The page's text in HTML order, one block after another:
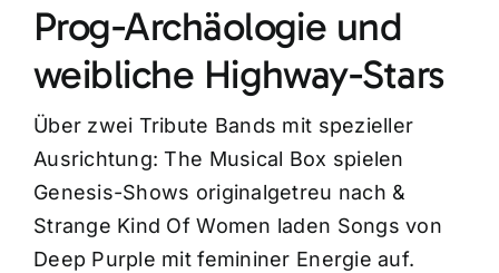
Prog-Archäologie und
weibliche Highway-Stars
Über zwei Tribute Bands mit spezieller
Ausrichtung: The Musical Box spielen
Genesis-Shows originalgetreu nach &
Strange Kind Of Women laden Songs von
Deep Purple mit femininer Energie auf.